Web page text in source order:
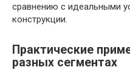
сравнению с идеальными
конструкции.
Практические
разных сегментах